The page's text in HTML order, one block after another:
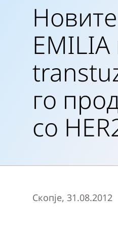
го
со
Скопје, 31.08.2012